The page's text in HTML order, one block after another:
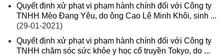
Quyết định xử phạt vi phạm hành chính đối với Công ty
TNHH Mèo Đang Yêu, do ông Cao Lê Minh Khôi, sinh ...
(29-01-2021)
Quyết định xử phạt vi phạm hành chính đối với Công ty
TNHH chăm sóc sức khỏe y học cổ truyền Tokyo, do ...